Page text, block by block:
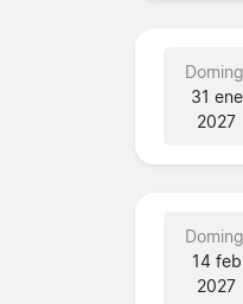
31 ene
2027
14 feb
2027